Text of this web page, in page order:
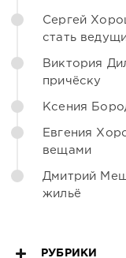
Сергей
стать
Виктория
причёску
Ксения
Евгения
вещами
Дмитрий
жильё
РУБРИКИ